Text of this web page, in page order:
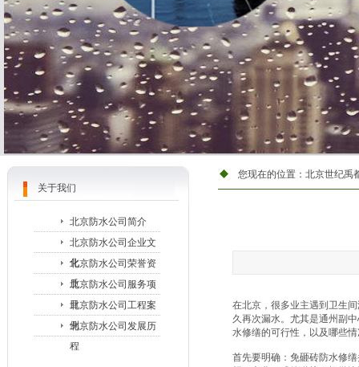
您现在的位置： 北京世纪禹
在北京，很多业主遇到卫生
久再次漏水。尤其是通州副
水修缮的可行性，以及哪些
首先要明确：免砸砖防水修
关于我们
北京防水公司简介
北京防水公司企业文
化
北京防水公司荣誉资
质
北京防水公司服务项
目
北京防水公司工程案
例
北京防水公司发展历
程